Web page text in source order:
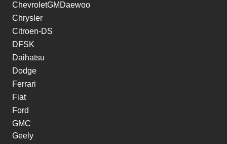
ChevroletGMDaewoo
Chrysler
Citroen-DS
DFSK
Daihatsu
Dodge
Ferrari
Fiat
Ford
GMC
Geely